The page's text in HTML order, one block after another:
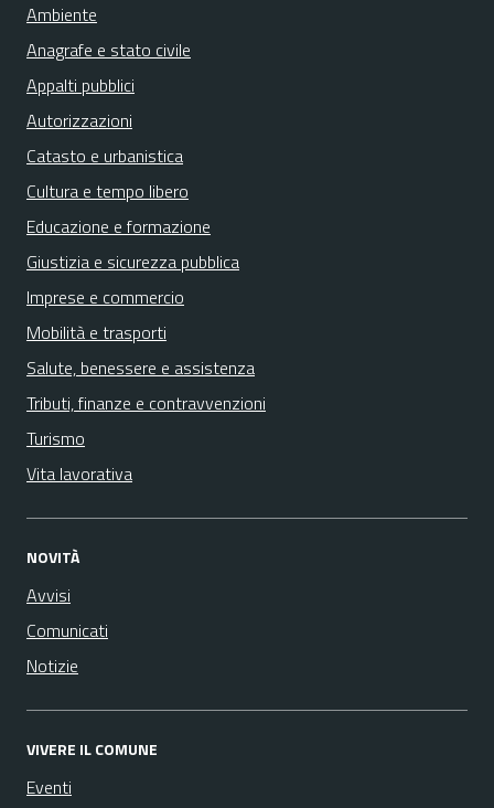
Ambiente
Anagrafe e stato civile
Appalti pubblici
Autorizzazioni
Catasto e urbanistica
Cultura e tempo libero
Educazione e formazione
Giustizia e sicurezza pubblica
Imprese e commercio
Mobilità e trasporti
Salute, benessere e assistenza
Tributi, finanze e contravvenzioni
Turismo
Vita lavorativa
NOVITÀ
Avvisi
Comunicati
Notizie
VIVERE IL COMUNE
Eventi